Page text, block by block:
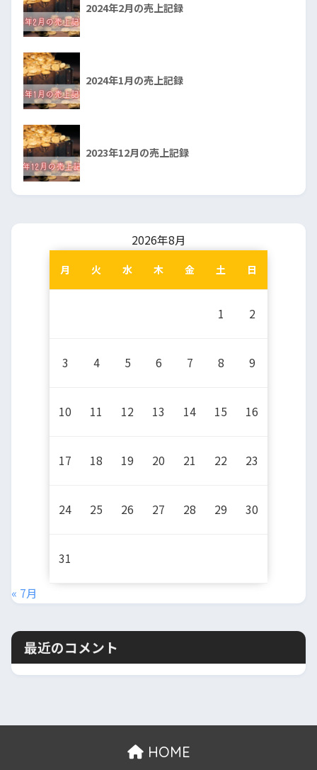
2024年2月の売上記録
2024年1月の売上記録
2023年12月の売上記録
2026年8月
月 火 水 木 金 土 日
1 2
3 4 5 6 7 8 9
10 11 12 13 14 15 16
17 18 19 20 21 22 23
24 25 26 27 28 29 30
31
« 7月
最近のコメント
HOME